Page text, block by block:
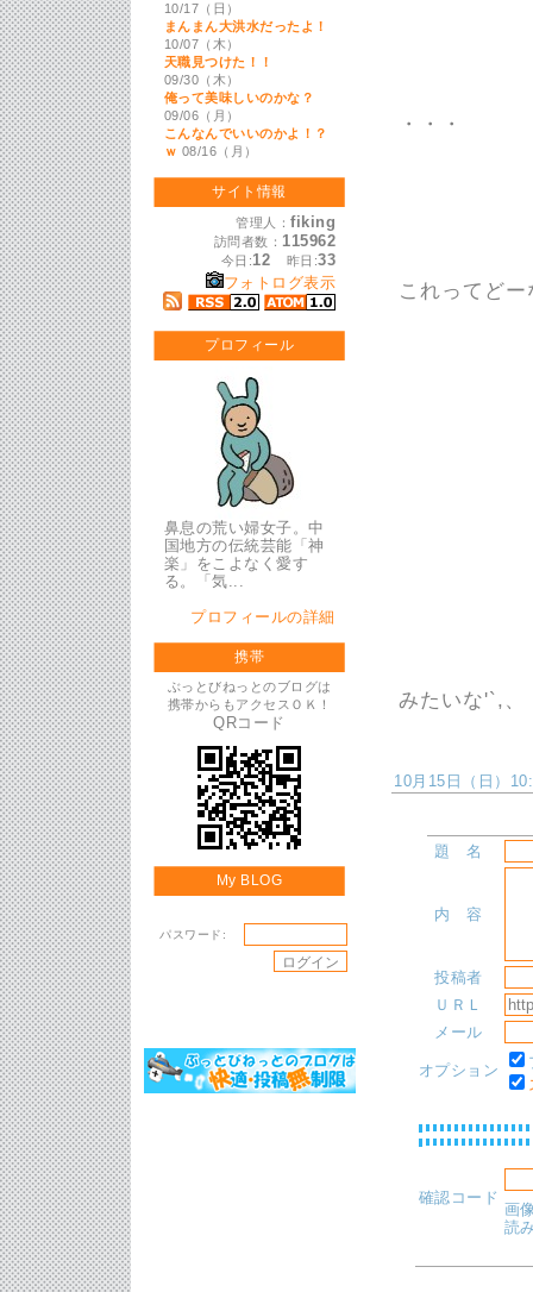
10/17（日）
まんまん大洪水だったよ！
10/07（木）
天職見つけた！！
09/30（木）
俺って美味しいのかな？
09/06（月）
こんなんでいいのかよ！？
ｗ 08/16（月）
サイト情報
管理人： fiking
訪問者数： 115962
今日:12 昨日:33
フォトログ表示
プロフィール
鼻息の荒い婦女子。中
国地方の伝統芸能「神
楽」をこよなく愛す
る。「気...
プロフィールの詳細
携帯
ぶっとびねっとのブログは
携帯からもアクセスＯＫ！
QRコード
My BLOG
パスワード:
・・・
これってど
みたいな'`,
10月15日（日）
題 名
内 容
投稿者
ＵＲＬ
メール
オプション
確認コード
画
読